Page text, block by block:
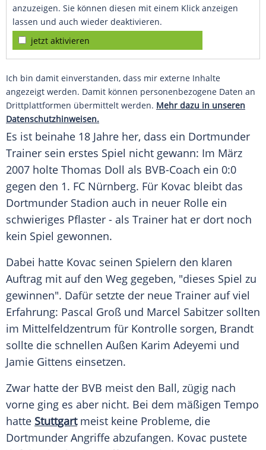
anzuzeigen. Sie können diesen mit einem Klick anzeigen
lassen und auch wieder deaktivieren.
jetzt aktivieren
Ich bin damit einverstanden, dass mir externe Inhalte
angezeigt werden. Damit können personenbezogene Daten an
Drittplattformen übermittelt werden. Mehr dazu in unseren
Datenschutzhinweisen.
Es ist beinahe 18 Jahre her, dass ein Dortmunder
Trainer sein erstes Spiel nicht gewann: Im März
2007 holte Thomas Doll als BVB-Coach ein 0:0
gegen den 1. FC Nürnberg. Für Kovac bleibt das
Dortmunder Stadion auch in neuer Rolle ein
schwieriges Pflaster - als Trainer hat er dort noch
kein Spiel gewonnen.
Dabei hatte Kovac seinen Spielern den klaren
Auftrag mit auf den Weg gegeben, "dieses Spiel zu
gewinnen". Dafür setzte der neue Trainer auf viel
Erfahrung: Pascal Groß und Marcel Sabitzer sollten
im Mittelfeldzentrum für Kontrolle sorgen, Brandt
sollte die schnellen Außen Karim Adeyemi und
Jamie Gittens einsetzen.
Zwar hatte der BVB meist den Ball, zügig nach
vorne ging es aber nicht. Bei dem mäßigen Tempo
hatte Stuttgartmeist keine Probleme, die
Dortmunder Angriffe abzufangen. Kovac pustete